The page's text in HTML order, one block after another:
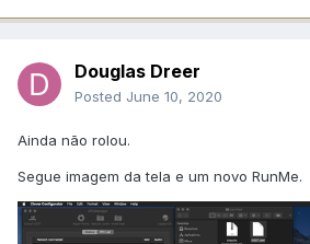
Douglas Dreer
Posted June 10, 2020
Ainda não rolou.
Segue imagem da tela e um novo RunMe.